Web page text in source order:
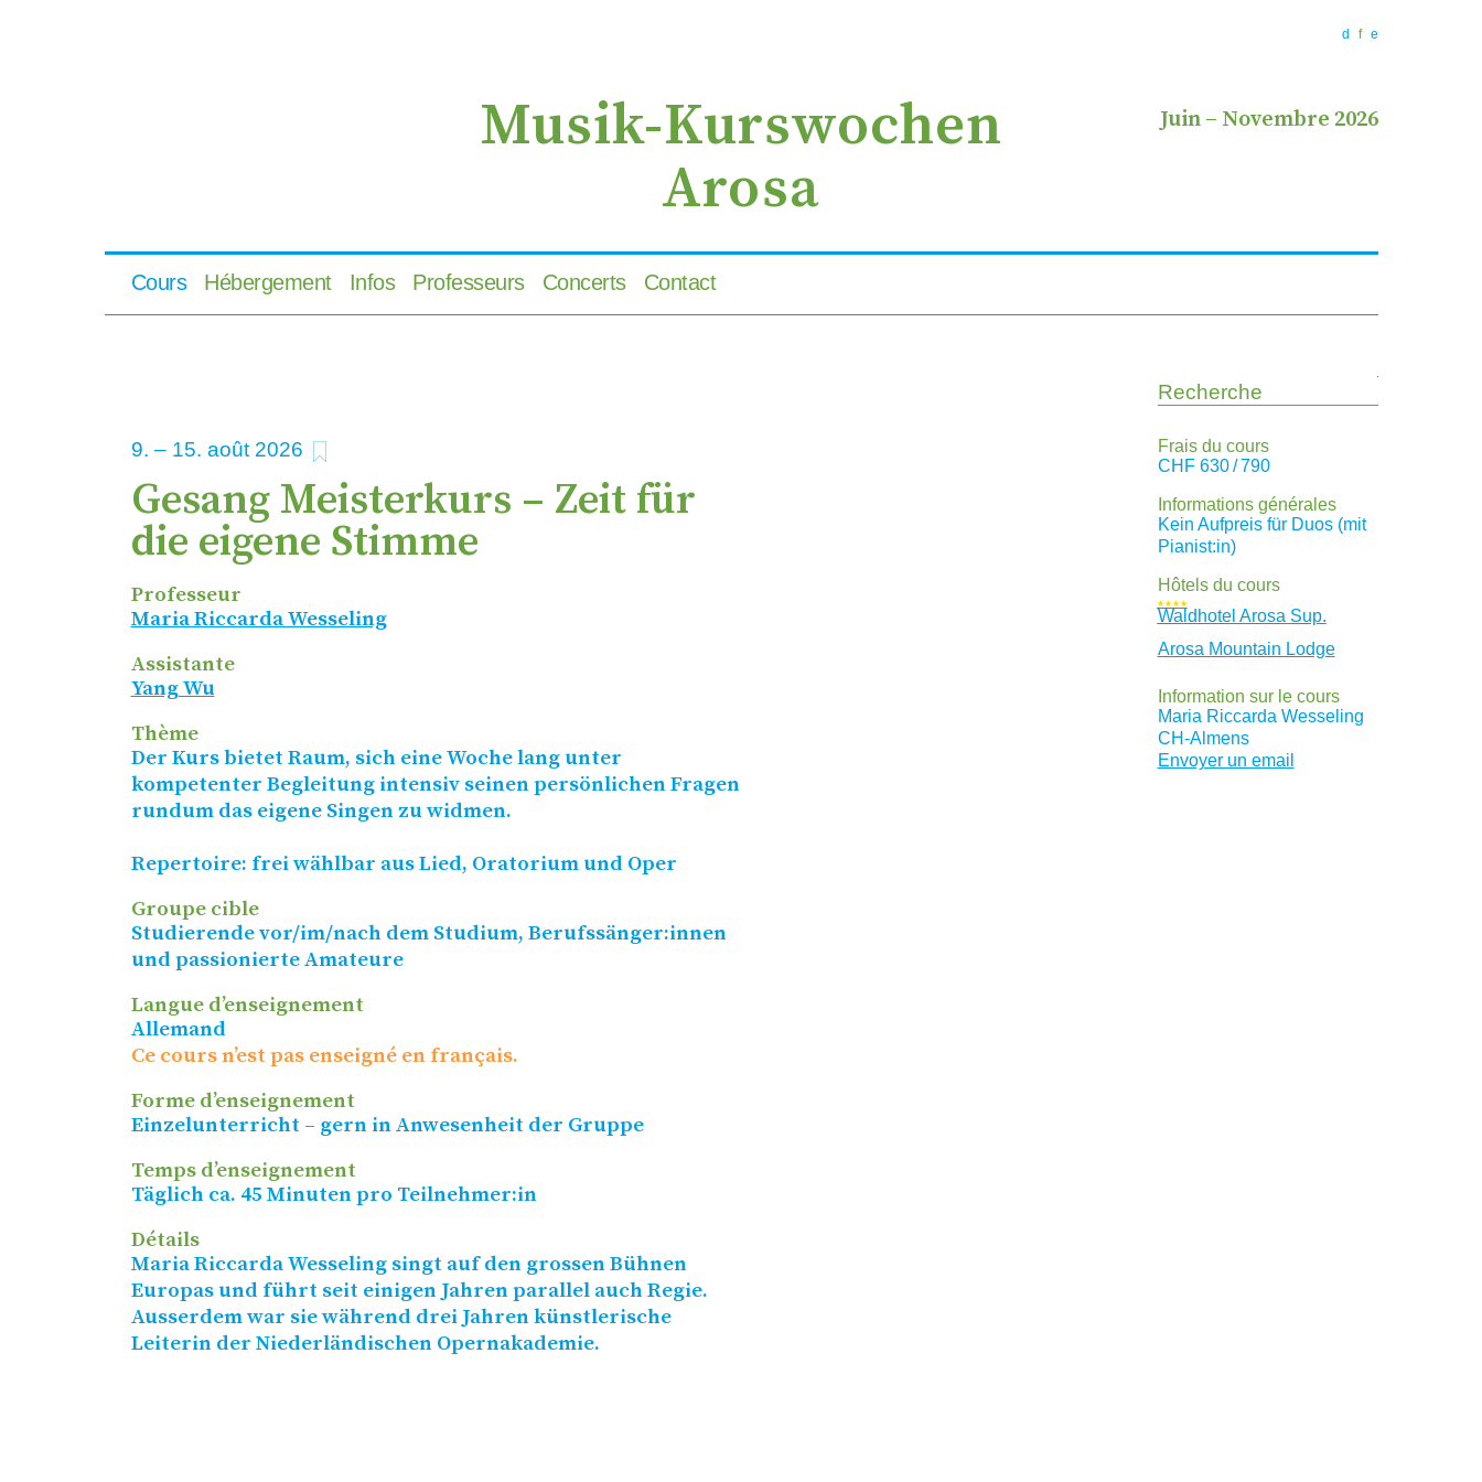
d f e
Musik-Kurswochen
Arosa
Juin– Novembre 2026
Cours Hébergement Infos Professeurs Concerts Contact
Recherche
9 – 15 2026
Gesang Meisterkurs – Zeit für
die eigene Stimme
Professeur
Maria Riccarda Wesseling
Assistante
Yang Wu
Thème
Der Kurs bietet Raum, sich eine Woche lang unter
kompetenter Begleitung intensiv seinen persönlichen Fragen
rundum das eigene Singen zu widmen.
Repertoire: frei wählbar aus Lied, Oratorium und Oper
Groupe cible
Studierende vor/​im/​nach dem Studium, Berufssänger:innen
und passionierte Amateure
Langue d’enseignement
Allemand
Ce cours n’est pas enseigné en français.
Forme d’enseignement
Einzelunterricht – gern in Anwesenheit der Gruppe
Temps d’enseignement
Täglich ca. 45 Minuten pro Teilnehmer:in
Détails
Maria Riccarda Wesseling singt auf den grossen Bühnen
Europas und führt seit einigen Jahren parallel auch Regie.
Ausserdem war sie während drei Jahren künstlerische
Leiterin der Niederländischen Opernakademie.
Frais du cours
CHF 630 / 790
Informations générales
Kein Aufpreis für Duos (mit
Pianist:in)
Hôtels du cours
★★★★
Waldhotel Arosa Sup.
Arosa Mountain Lodge
Information sur le cours
Maria Riccarda Wesseling
CH-Almens
Envoyer un email